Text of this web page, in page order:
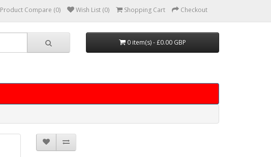
Product Compare (0) Wish List (0) Shopping Cart Checkout
0 item(s) - £0.00 GBP